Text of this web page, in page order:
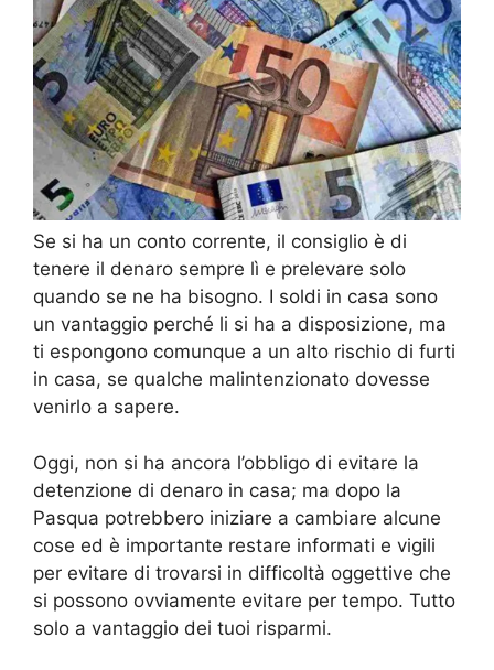
Se si ha un conto corrente, il consiglio è di
tenere il denaro sempre lì e prelevare solo
quando se ne ha bisogno. I soldi in casa sono
un vantaggio perché li si ha a disposizione, ma
ti espongono comunque a un alto rischio di furti
in casa, se qualche malintenzionato dovesse
venirlo a sapere.
Oggi, non si ha ancora l’obbligo di evitare la
detenzione di denaro in casa; ma dopo la
Pasqua potrebbero iniziare a cambiare alcune
cose ed è importante restare informati e vigili
per evitare di trovarsi in difficoltà oggettive che
si possono ovviamente evitare per tempo. Tutto
solo a vantaggio dei tuoi risparmi.